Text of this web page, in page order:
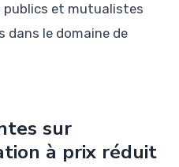
et mutualistes
dans le domaine de
sur
à prix réduit